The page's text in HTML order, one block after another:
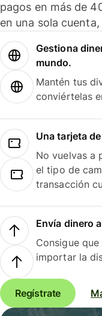
pagos en más de
en una sola
Gestiona
mundo.
Mantén tus
conviértelas
Una tarjeta
No vuelvas a
el tipo de
transacción
Envía dinero
Consigue
importar la
Regístrate